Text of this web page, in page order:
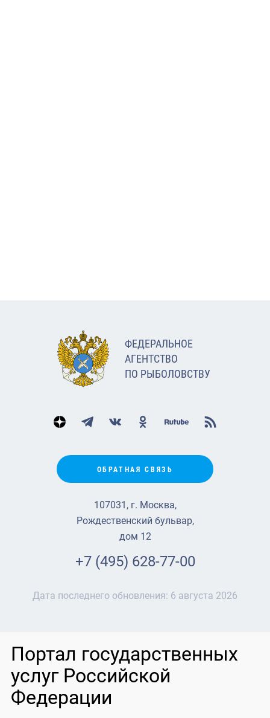
ФЕДЕРАЛЬНОЕ
АГЕНТСТВО
ПО РЫБОЛОВСТВУ
ОБРАТНАЯ СВЯЗЬ
107031, г. Москва,
Рождественский бульвар,
дом 12
+7 (495) 628-77-00
Дата последнего обновления: 6 августа 2026
Портал государственных
услуг Российской
Федерации